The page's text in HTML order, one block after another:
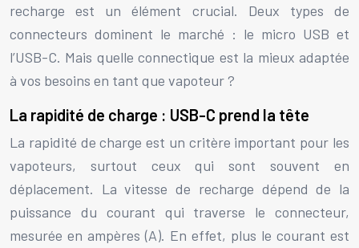
recharge est un élément crucial. Deux types de
connecteurs dominent le marché : le micro USB et
l’USB-C. Mais quelle connectique est la mieux adaptée
à vos besoins en tant que vapoteur ?
La rapidité de charge : USB-C prend la tête
La rapidité de charge est un critère important pour les
vapoteurs, surtout ceux qui sont souvent en
déplacement. La vitesse de recharge dépend de la
puissance du courant qui traverse le connecteur,
mesurée en ampères (A). En effet, plus le courant est